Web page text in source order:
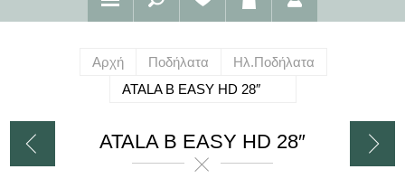
Αρχή Ποδήλατα
Ηλ.Ποδήλατα
ATALA B EASY HD 28″
ATALA B EASY HD 28″